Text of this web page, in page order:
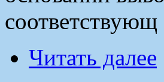
соответствующ
Читать далее